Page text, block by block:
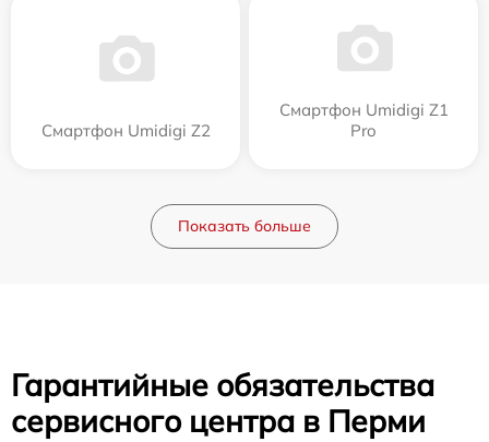
Смартфон Umidigi Z2
Смартфон Umidigi Z1
Pro
Показать больше
Гарантийные обязательства
сервисного центра в Перми